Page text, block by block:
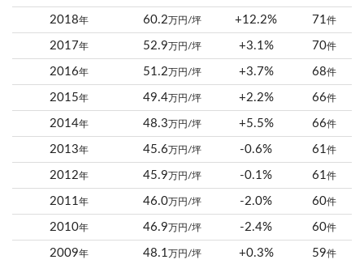
2018年 60.2万円/坪 +12.2% 71件
2017年 52.9万円/坪 +3.1% 70件
2016年 51.2万円/坪 +3.7% 68件
2015年 49.4万円/坪 +2.2% 66件
2014年 48.3万円/坪 +5.5% 66件
2013年 45.6万円/坪 -0.6% 61件
2012年 45.9万円/坪 -0.1% 61件
2011年 46.0万円/坪 -2.0% 60件
2010年 46.9万円/坪 -2.4% 60件
2009年 48.1万円/坪 +0.3% 59件